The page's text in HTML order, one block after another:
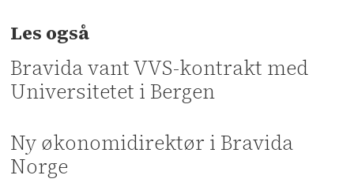
Les også
Bravida vant VVS-kontrakt med
Universitetet i Bergen
Ny økonomidirektør i Bravida
Norge